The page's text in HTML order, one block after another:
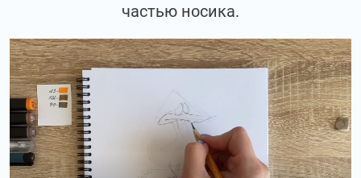
частью носика.